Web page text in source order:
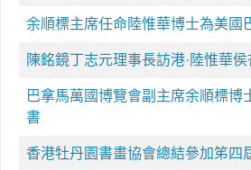
余順標主席任命陸惟華博士為美國
陳銘鏡丁志元理事長訪港·陸惟華
巴拿馬萬國博覽會副主席余順標博
書
香港牡丹園書畫協會總結參加笫四